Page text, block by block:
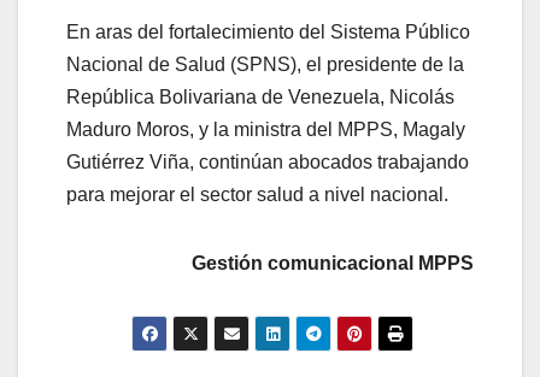
En aras del fortalecimiento del Sistema Público
Nacional de Salud (SPNS), el presidente de la
República Bolivariana de Venezuela, Nicolás
Maduro Moros, y la ministra del MPPS, Magaly
Gutiérrez Viña, continúan abocados trabajando
para mejorar el sector salud a nivel nacional.
Gestión comunicacional MPPS